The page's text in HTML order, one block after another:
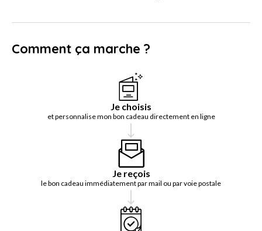
Comment ça marche ?
Je choisis
et personnalise mon bon cadeau directement en ligne
Je reçois
le bon cadeau immédiatement par mail ou par voie postale